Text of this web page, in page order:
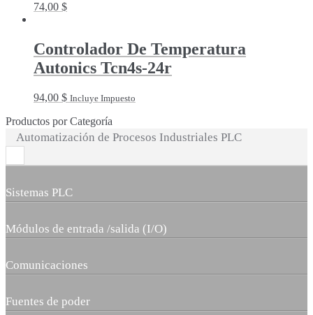
74,00 $
Controlador De Temperatura
Autonics Tcn4s-24r
94,00 $ Incluye Impuesto
Productos por Categoría
Automatización de Procesos Industriales PLC
Sistemas PLC
Módulos de entrada /salida (I/O)
Comunicaciones
Fuentes de poder